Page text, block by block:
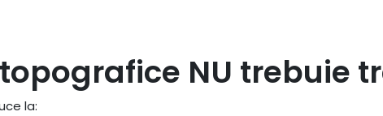
NU trebuie
la: